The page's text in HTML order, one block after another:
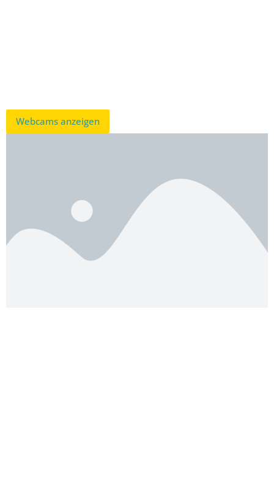
Webcams anzeigen